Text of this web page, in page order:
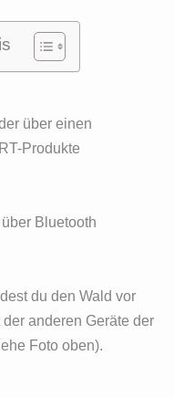
über einen
Produkte
Bluetooth
du den Wald vor
anderen Geräte der
Foto oben).